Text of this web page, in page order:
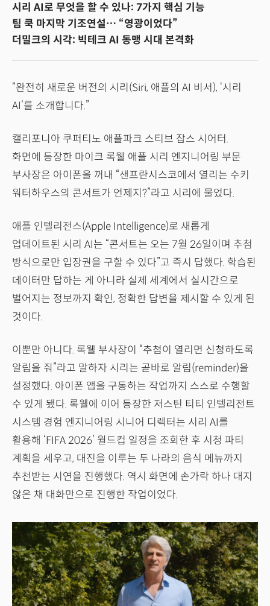
시리 AI로 무엇을 할 수 있나: 7가지 핵심 기능
팀 쿡 마지막 기조연설… “영광이었다”
더밀크의 시각: 빅테크 AI 동맹 시대 본격화
“완전히 새로운 버전의 시리(Siri, 애플의 AI 비서), ‘시리
AI’를 소개합니다.”
캘리포니아 쿠퍼티노 애플파크 스티브 잡스 시어터.
화면에 등장한 마이크 록웰 애플 시리 엔지니어링 부문
부사장은 아이폰을 꺼내 “샌프란시스코에서 열리는 수키
워터하우스의 콘서트가 언제지?”라고 시리에 물었다.
애플 인텔리전스(Apple Intelligence)로 새롭게
업데이트된 시리 AI는 “콘서트는 오는 7월 26일이며 추첨
방식으로만 입장권을 구할 수 있다”고 즉시 답했다. 학습된
데이터만 답하는 게 아니라 실제 세계에서 실시간으로
벌어지는 정보까지 확인, 정확한 답변을 제시할 수 있게 된
것이다.
이뿐만 아니다. 록웰 부사장이 “추첨이 열리면 신청하도록
알림을 줘”라고 말하자 시리는 곧바로 알림(reminder)을
설정했다. 아이폰 앱을 구동하는 작업까지 스스로 수행할
수 있게 됐다. 록웰에 이어 등장한 저스틴 티티 인텔리전트
시스템 경험 엔지니어링 시니어 디렉터는 시리 AI를
활용해 ‘FIFA 2026’ 월드컵 일정을 조회한 후 시청 파티
계획을 세우고, 대진을 이루는 두 나라의 음식 메뉴까지
추천받는 시연을 진행했다. 역시 화면에 손가락 하나 대지
않은 채 대화만으로 진행한 작업이었다.